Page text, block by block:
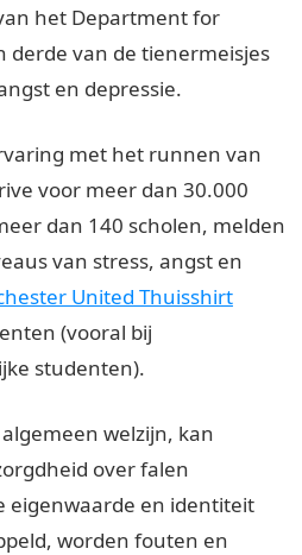
het Department for
derde van de tienermeisjes
en depressie.
met het runnen van
voor meer dan 30.000
dan 140 scholen, melden
van stress, angst en
United Thuisshirt
(vooral bij
studenten).
welzijn, kan
over falen
eigenwaarde en identiteit
worden fouten en